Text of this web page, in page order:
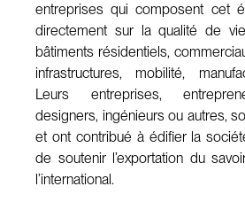
entreprises qui composent cet
directement sur la qualité de
bâtiments résidentiels,
infrastructures, mobilité,
Leurs entreprises,
designers, ingénieurs ou autres,
et ont contribué à édifier la
de soutenir l’exportation du
l’international.